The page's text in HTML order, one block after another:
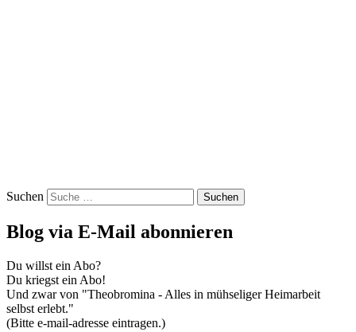
Suchen
Blog via E-Mail abonnieren
Du willst ein Abo?
Du kriegst ein Abo!
Und zwar von "Theobromina - Alles in mühseliger Heimarbeit
selbst erlebt."
(Bitte e-mail-adresse eintragen.)